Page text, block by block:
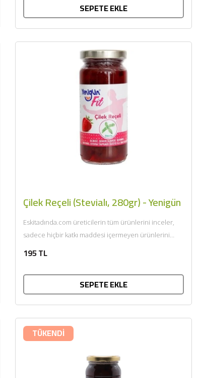
SEPETE EKLE
Çilek Reçeli (Stevialı, 280gr) - Yenigün
Eskitadında.com üreticilerin tüm ürünlerini inceler,
sadece hiçbir katkı maddesi içermeyen ürünlerini
195 TL
SEPETE EKLE
TÜKENDİ